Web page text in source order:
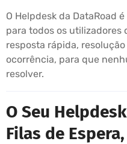
O Helpdesk da DataRoad
para todos os utilizadores
resposta rápida,
ocorrência, para que
resolver.
O Seu
Filas de